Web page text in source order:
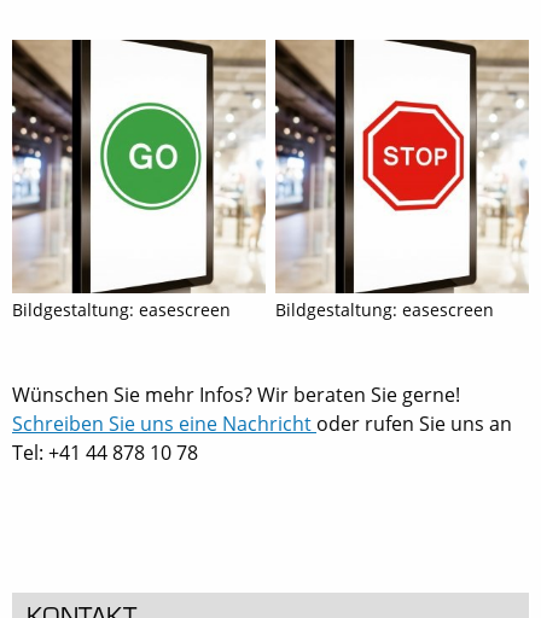
Bildgestaltung: easescreen Bildgestaltung: easescreen
Wünschen Sie mehr Infos? Wir beraten Sie gerne!
Schreiben Sie uns eine Nachricht oder rufen Sie uns an
Tel: +41 44 878 10 78